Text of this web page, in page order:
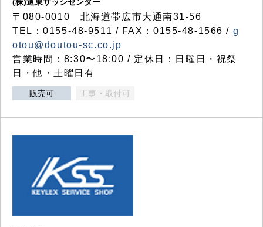
〒080-0010 北海道帯広市大通南31-56
TEL：0155-48-9511 / FAX：0155-48-1566 / g
otou@doutou-sc.co.jp
営業時間：8:30〜18:00 / 定休日：日曜日・祝祭
日・他・土曜日有
販売可 工事・取付可